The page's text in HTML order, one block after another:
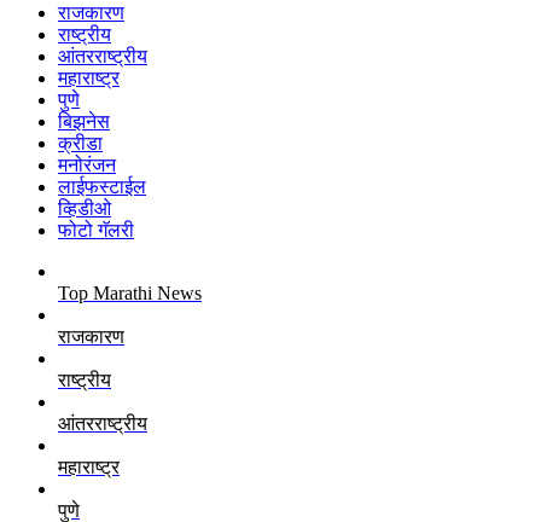
राजकारण
राष्ट्रीय
आंतरराष्ट्रीय
महाराष्ट्र
पुणे
बिझनेस
क्रीडा
मनोरंजन
लाईफस्टाईल
व्हिडीओ
फोटो गॅलरी
Top Marathi News
राजकारण
राष्ट्रीय
आंतरराष्ट्रीय
महाराष्ट्र
पुणे